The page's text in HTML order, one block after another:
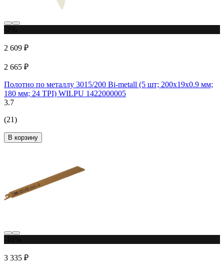
2 609 ₽
2 665 ₽
Полотно по металлу 3015/200 Bi-metall (5 шт; 200х19х0.9 мм;
180 мм; 24 TPI) WILPU 1422000005
3.7
(21)
В корзину
3 335 ₽